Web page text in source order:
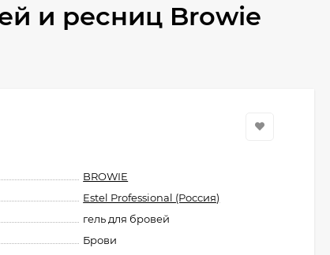
и ресниц Browie
BROWIE
Estel Professional (Россия)
гель для бровей
Брови